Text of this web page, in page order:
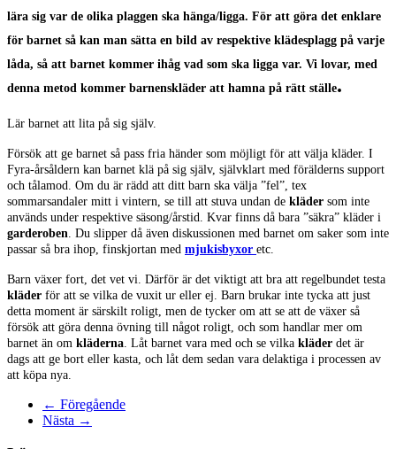
lära sig var de olika plaggen ska hänga/ligga. För att göra det enklare
för barnet så kan man sätta en bild av respektive klädesplagg på varje
låda, så att barnet kommer ihåg vad som ska ligga var. Vi lovar, med
denna metod kommer barnenskläder att hamna på rätt ställe.
Lär barnet att lita på sig själv.
Försök att ge barnet så pass fria händer som möjligt för att välja kläder. I
Fyra-årsåldern kan barnet klä på sig själv, självklart med förälderns support
och tålamod. Om du är rädd att ditt barn ska välja ”fel”, tex
sommarsandaler mitt i vintern, se till att stuva undan de kläder som inte
används under respektive säsong/årstid. Kvar finns då bara ”säkra” kläder i
garderoben . Du slipper då även diskussionen med barnet om saker som inte
passar så bra ihop, finskjortan med mjukisbyxor etc.
Barn växer fort, det vet vi. Därför är det viktigt att bra att regelbundet testa
kläder för att se vilka de vuxit ur eller ej. Barn brukar inte tycka att just
detta moment är särskilt roligt, men de tycker om att se att de växer så
försök att göra denna övning till något roligt, och som handlar mer om
barnet än om kläderna . Låt barnet vara med och se vilka kläder det är
dags att ge bort eller kasta, och låt dem sedan vara delaktiga i processen av
att köpa nya.
← Föregående
Nästa →